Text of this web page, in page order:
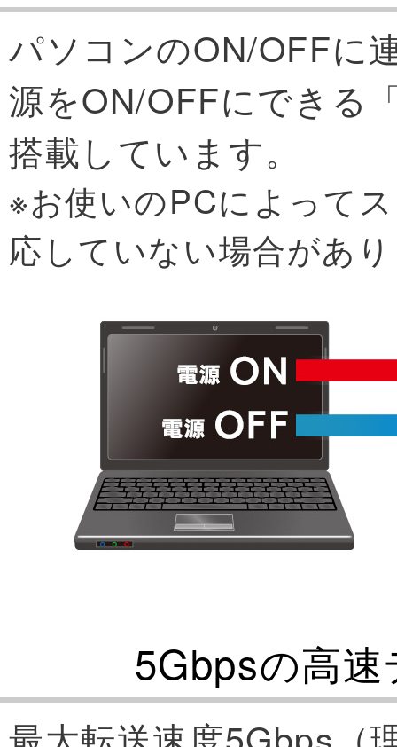
パソコンのON/OFFに
源をON/OFFにできる
搭載しています。
※お使いのPCによって
応していない場合があ
5Gbpsの高